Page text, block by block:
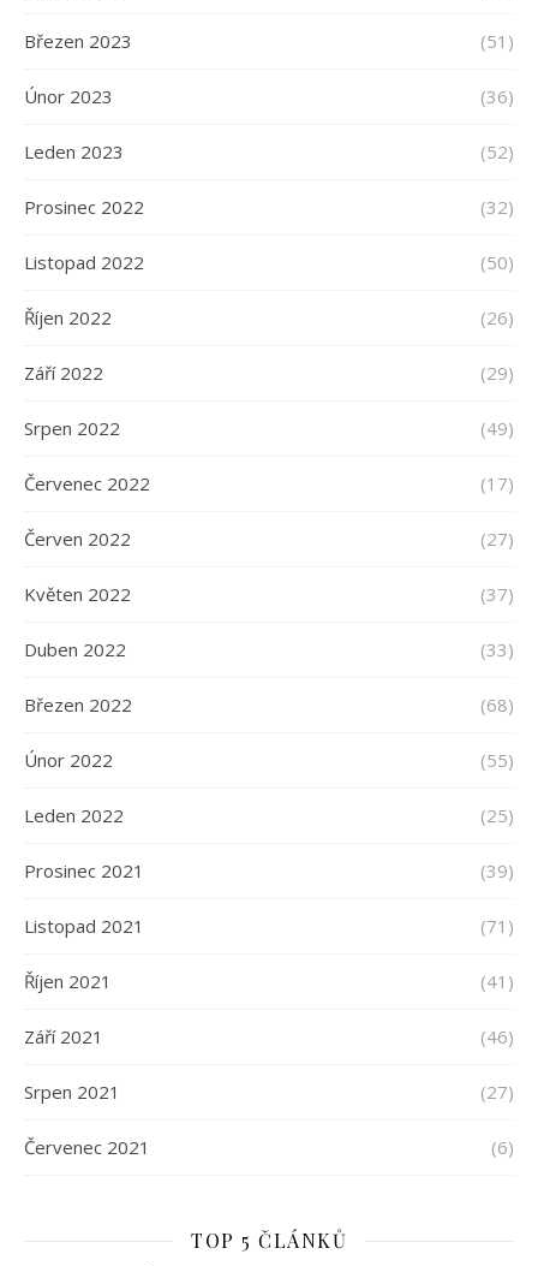
Březen 2023 (51)
Únor 2023 (36)
Leden 2023 (52)
Prosinec 2022 (32)
Listopad 2022 (50)
Říjen 2022 (26)
Září 2022 (29)
Srpen 2022 (49)
Červenec 2022 (17)
Červen 2022 (27)
Květen 2022 (37)
Duben 2022 (33)
Březen 2022 (68)
Únor 2022 (55)
Leden 2022 (25)
Prosinec 2021 (39)
Listopad 2021 (71)
Říjen 2021 (41)
Září 2021 (46)
Srpen 2021 (27)
Červenec 2021 (6)
TOP 5 ČLÁNKŮ